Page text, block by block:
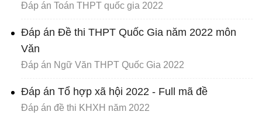
Đáp án Toán THPT quốc gia 2022
Đáp án Đề thi THPT Quốc Gia năm 2022 môn
Văn
Đáp án Ngữ Văn THPT Quốc Gia 2022
Đáp án Tổ hợp xã hội 2022 - Full mã đề
Đáp án đề thi KHXH năm 2022